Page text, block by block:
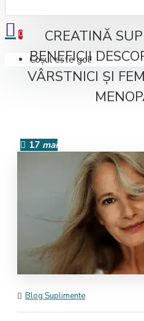
0
Coșul este gol!
CREATINĂ
BENEFICII
VÂRSTNICI ŞI
17 mai
Blog Suplimente